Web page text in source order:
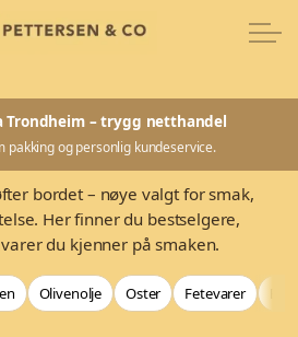
Trondheim – trygg netthandel
pakking og personlig kundeservice.
bordet – nøye valgt for smak,
Her finner du bestselgere,
du kjenner på smaken.
Olivenolje Oster Fetevarer